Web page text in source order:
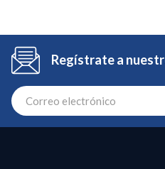
Regístrate a